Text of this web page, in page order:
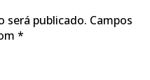
será publicado. Campos
*